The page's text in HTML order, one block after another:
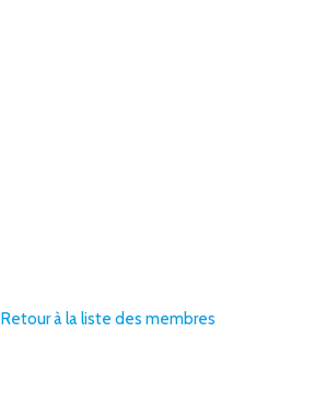
Retour à la liste des membres